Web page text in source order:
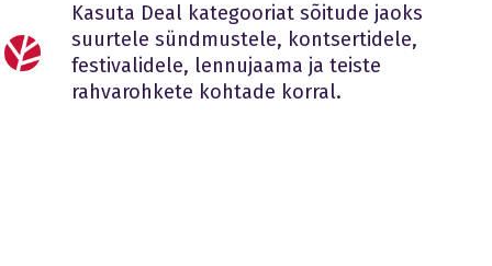
Kasuta Deal kategooriat sõitude jaoks
suurtele sündmustele, kontsertidele,
festivalidele, lennujaama ja teiste
rahvarohkete kohtade korral.